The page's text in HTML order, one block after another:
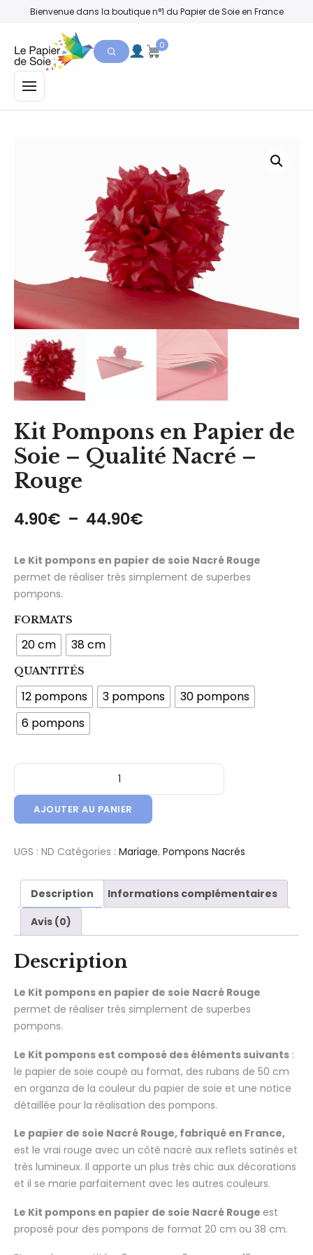
Bienvenue dans la boutique n°1 du Papier de Soie en France
MENU
0
Kit Pompons en Papier de
Soie – Qualité Nacré –
Rouge
4.90€ – 44.90€
Le Kit pompons en papier de soie Nacré Rouge
permet de réaliser très simplement de superbes
pompons.
FORMATS
20 cm 38 cm
QUANTITÉS
12 pompons 3 pompons
30 pompons
6 pompons
quantité de Kit Pompons en Papier de Soie - Qualité Nacré -
AJOUTER AU PANIER
UGS : ND Catégories : Mariage, Pompons Nacrés
Description
Informations complémentaires
Avis (0)
Description
Le Kit pompons en papier de soie Nacré Rouge
permet de réaliser très simplement de superbes
pompons.
Le Kit pompons est composé des éléments suivants :
le papier de soie coupé au format, des rubans de 50 cm
en organza de la couleur du papier de soie et une notice
détaillée pour la réalisation des pompons.
Le papier de soie Nacré Rouge, fabriqué en France,
est le vrai rouge avec un côté nacré aux reflets satinés et
très lumineux. Il apporte un plus très chic aux décorations
et il se marie parfaitement avec les autres couleurs.
Le Kit pompons en papier de soie Nacré Rouge est
proposé pour des pompons de format 20 cm ou 38 cm.